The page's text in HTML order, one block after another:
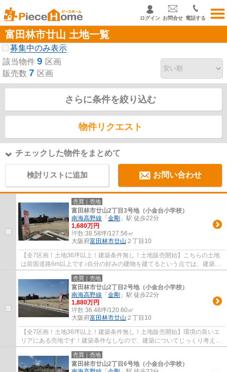
ログイン お問合せ 電話する
富田林市廿山 土地一覧
募集中のみ表示
該当物件 9 区画
販売数 7 区画
さらに条件を絞り込む
物件リクエスト
チェックした物件をまとめて
検討リストに追加 お問い合わせ
売買｜売地
富田林市廿山2丁目3号地（小金台小学校）
南海高野線 「 金剛 」駅 徒歩22分
1,680万円
坪数:38.58坪/127.56㎡
大阪府富田林市廿山 ２丁目10
【全7区画！土地36坪以上！建築条件無し！土地販売開始】こちらの土地
は前面道路6m以上です♪自分の好みの建物を建てるという点では、建築条
件のない土地がイチオシですよ♪土地をお探し...
売買｜売地
富田林市廿山2丁目2号地（小金台小学校）
南海高野線 「 金剛 」駅 徒歩22分
1,880万円
坪数:36.48坪/120.60㎡
大阪府富田林市廿山 ２丁目10
【全7区画！土地36坪以上！建築条件無し！土地販売開始】環境の良いエ
リアにある売地です！建築条件なしなので、建築についてじっくり考えら
れるというメリットがあります！立地する第...
売買｜売地
富田林市廿山2丁目6号地（小金台小学校）